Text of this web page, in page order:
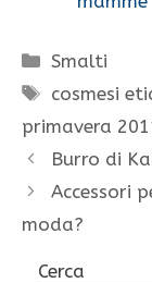
Categorie
Smalti
Tag
cosmesi
primavera
Burro di
Accessori
moda?
Cerca